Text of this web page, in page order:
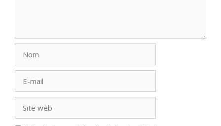
mail
web